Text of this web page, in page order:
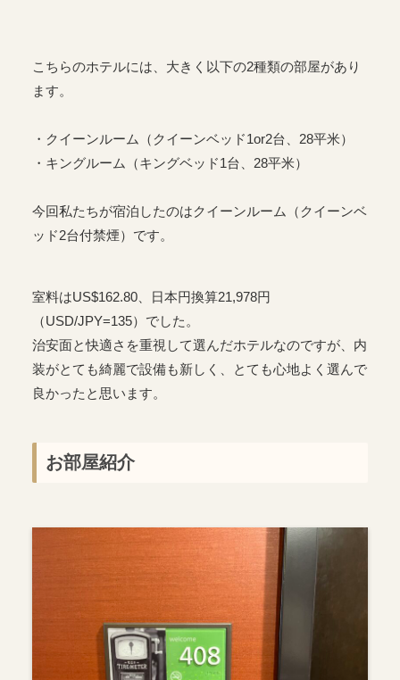
こちらのホテルには、大きく以下の2種類の部屋があり
ます。
・クイーンルーム（クイーンベッド1or2台、28平米）
・キングルーム（キングベッド1台、28平米）
今回私たちが宿泊したのはクイーンルーム（クイーンベ
ッド2台付禁煙）です。
室料はUS$162.80、日本円換算21,978円
（USD/JPY=135）でした。
治安面と快適さを重視して選んだホテルなのですが、内
装がとても綺麗で設備も新しく、とても心地よく選んで
良かったと思います。
お部屋紹介